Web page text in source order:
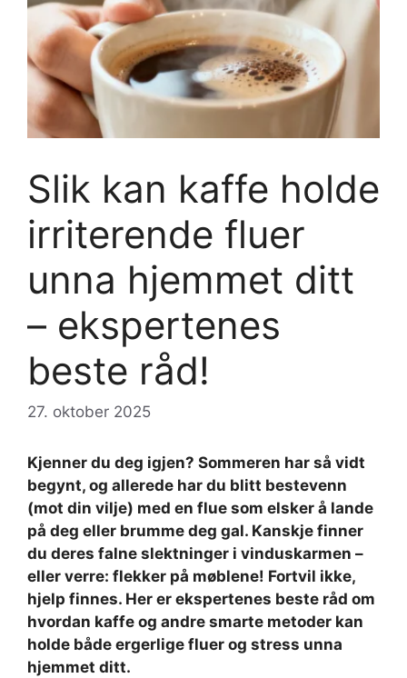
Slik kan kaffe holde
irriterende fluer
unna hjemmet ditt
– ekspertenes
beste råd!
27. oktober 2025
Kjenner du deg igjen? Sommeren har så vidt
begynt, og allerede har du blitt bestevenn
(mot din vilje) med en flue som elsker å lande
på deg eller brumme deg gal. Kanskje finner
du deres falne slektninger i vinduskarmen –
eller verre: flekker på møblene! Fortvil ikke,
hjelp finnes. Her er ekspertenes beste råd om
hvordan kaffe og andre smarte metoder kan
holde både ergerlige fluer og stress unna
hjemmet ditt.